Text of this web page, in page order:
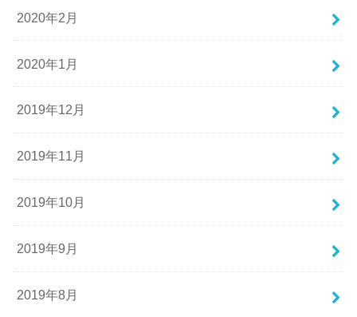
2020年2月
2020年1月
2019年12月
2019年11月
2019年10月
2019年9月
2019年8月